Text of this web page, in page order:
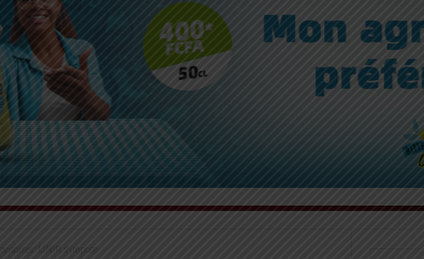
UNIR s’impose